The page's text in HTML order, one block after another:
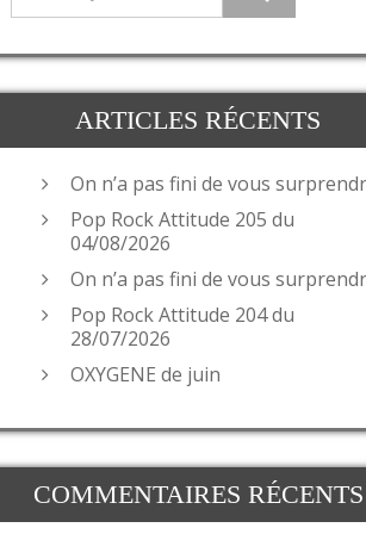
ARTICLES RÉCENTS
On n’a pas fini de vous
Pop Rock Attitude 205 du
04/08/2026
On n’a pas fini de vous
Pop Rock Attitude 204 du
28/07/2026
OXYGENE de juin
COMMENTAIRES RÉCENTS